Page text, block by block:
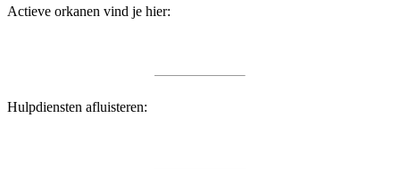
Actieve orkanen vind je hier:
Hulpdiensten afluisteren: